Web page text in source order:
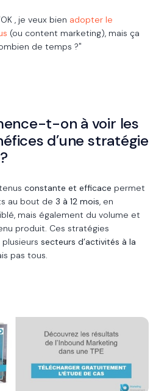
, je veux bien adopter le
(ou content marketing), mais ça
de temps ?"
t-on à voir les
d’une stratégie
constante et efficace permet
au bout de 3 à 12 mois, en
mais également du volume et
produit. Ces stratégies
secteurs d’activités à la
pas tous.